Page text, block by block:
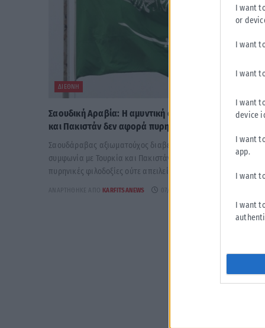
I want
or
I want
I want
I want
device
I want
app.
I want
I want
ΔΙΕΘΝΉ
Σαουδική Αραβία: Η αμυντική συμφωνία με Τουρκία
και Πακιστάν δεν αφορά πυρηνικές φιλοδοξίες
Σαουδάραβας αξιωματούχος διαβεβαίωσε ότι η αμυντική
συμφωνία με Τουρκία και Πακιστάν δεν συνδέεται με
πυρηνικές φιλοδοξίες ούτε απειλεί χώρες της...
ΑΝΑΡΤΉΘΗΚΕ ΑΠΌ KARFITSANEWS